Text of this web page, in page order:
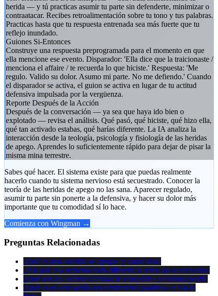
herida — y tú practicas asumir tu parte sin defenderte, minimizar o
contraatacar. Recibes retroalimentación sobre tu tono y tus palabras.
Practicas hasta que tu respuesta entrenada sea más fuerte que tu
reflejo inundado.
Guiones Si-Entonces
Construye una respuesta preprogramada para el momento en que
ella mencione ese evento. Disparador: 'Ella dice que la traicionaste /
menciona el affaire / te recuerda lo que hiciste.' Respuesta: 'Me
regulo. Valido su dolor. Asumo mi parte. No me defiendo.' Cuando
el disparador se activa, el guion se activa en lugar de tu actitud
defensiva impulsada por la vergüenza.
Reporte Después de la Acción
Después de la conversación — ya sea que haya ido bien o
explotado — revisa el análisis. Qué pasó, qué hiciste, qué hizo ella,
qué tan activado estabas, qué harías diferente. La IA analiza la
interacción desde la teología, psicología y fisiología de las heridas
de apego. Aprendes lo suficientemente rápido para dejar de pisar la
misma mina terrestre.
Sabes qué hacer. El sistema existe para que puedas realmente
hacerlo cuando tu sistema nervioso está secuestrado. Conocer la
teoría de las heridas de apego no las sana. Aparecer regulado,
asumir tu parte sin ponerte a la defensiva, y hacer su dolor más
importante que tu comodidad sí lo hace.
Comienza con Wingman →
Preguntas Relacionadas
¿Qué es una «herida de apego» y causé una?
¿Por qué ella recuerda todo diferente a como yo lo recuerdo?
¿Qué son las «ofertas fallidas de conexión» y cuántas perdí?
¿Qué es el «anulación del sentimiento positivo» y ella lo